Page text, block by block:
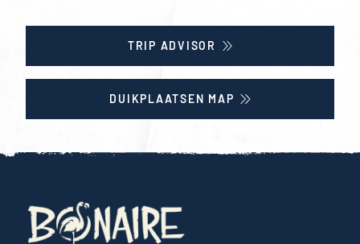
TRIP ADVISOR
DUIKPLAATSEN MAP